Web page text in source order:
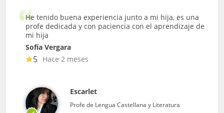
He tenido buena experiencia junto a mi hija, es una
profe dedicada y con paciencia con el aprendizaje de
mi hija
Sofía Vergara
5 Hace 2 meses
Escarlet
Profe de Lengua Castellana y Literatura